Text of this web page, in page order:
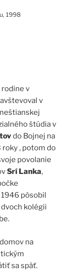
1998
rodine v
v
štúdia v
do Bojnej na
roky , potom do
povolanie
Srí Lanka,
pôsobil
kolégii
na
sa späť.